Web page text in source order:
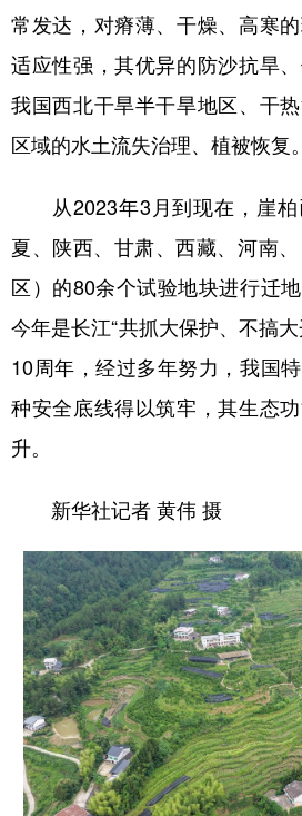
常发达，对瘠薄、干燥、高寒
适应性强，其优异的防沙抗旱
我国西北干旱半干旱地区、干
区域的水土流失治理、植被恢复。
从2023年3月到现在，崖柏
夏、陕西、甘肃、西藏、河南
区）的80余个试验地块进行迁
今年是长江“共抓大保护、不搞
10周年，经过多年努力，我国
种安全底线得以筑牢，其生态
升。
新华社记者 黄伟 摄